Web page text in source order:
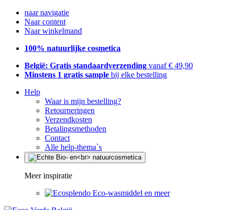
naar navigatie
Naar content
Naar winkelmand
100% natuurlijke cosmetica
België: Gratis standaardverzending vanaf € 49,90
Minstens 1 gratis sample bij elke bestelling
Help
Waar is mijn bestelling?
Retourneringen
Verzendkosten
Betalingsmethoden
Contact
Alle help-thema`s
Meer inspiratie
Eco-wasmiddel en meer